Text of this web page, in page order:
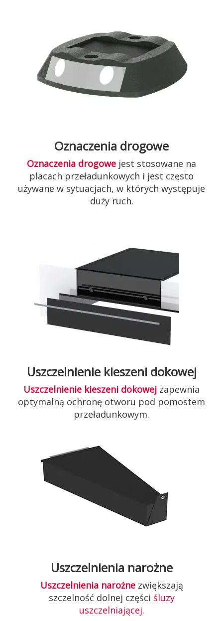
Oznaczenia drogowe
Oznaczenia drogowe jest stosowane na
placach przeładunkowych i jest często
używane w sytuacjach, w których występuje
duży ruch.
Uszczelnienie kieszeni dokowej
Uszczelnienie kieszeni dokowej zapewnia
optymalną ochronę otworu pod pomostem
przeładunkowym.
Uszczelnienia narożne
Uszczelnienia narożnezwiększają
szczelność dolnej części śluzy
uszczelniającej.